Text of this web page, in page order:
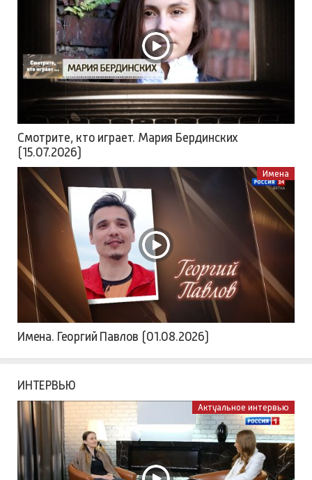
Смотрите, кто играет. Мария Бердинских
(15.07.2026)
Имена
Имена. Георгий Павлов (01.08.2026)
ИНТЕРВЬЮ
Актуальное интервью